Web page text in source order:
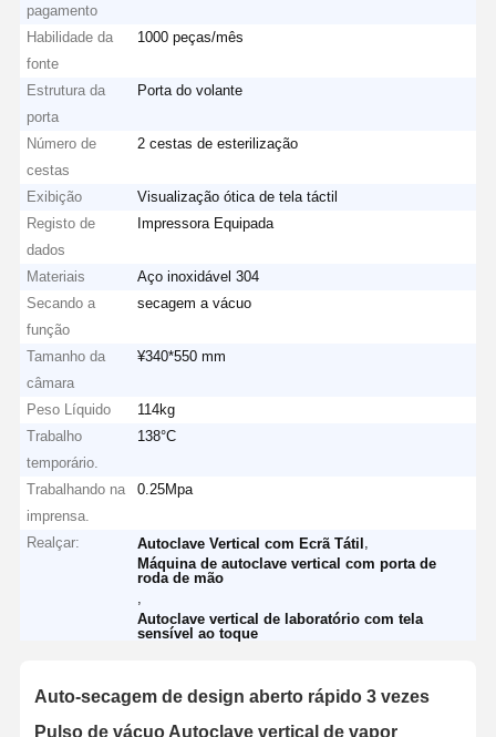
pagamento
Habilidade da
fonte
1000 peças/mês
Estrutura da
porta
Porta do volante
Número de
cestas
2 cestas de esterilização
Exibição
Visualização ótica de tela táctil
Registo de
dados
Impressora Equipada
Materiais
Aço inoxidável 304
Secando a
função
secagem a vácuo
Tamanho da
câmara
¥340*550 mm
Peso Líquido
114kg
Trabalho
temporário.
138°C
Trabalhando na
imprensa.
0.25Mpa
Realçar: Autoclave Vertical com Ecrã Tátil
Máquina de autoclave vertical com porta de
roda de mão
Autoclave vertical de laboratório com tela
sensível ao toque
Auto-secagem de design aberto rápido 3 vezes
Pulso de vácuo Autoclave vertical de vapor